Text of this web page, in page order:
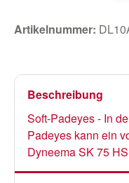
Artikelnummer:
Beschreibung
Soft-Padeyes - In
Padeyes kann ein
Dyneema SK 75